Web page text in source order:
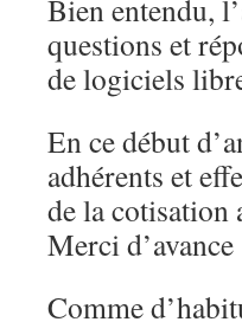
Bien entendu,
questions et
de logiciels
En ce début
adhérents et
de la cotisation
Merci d’avance
Comme